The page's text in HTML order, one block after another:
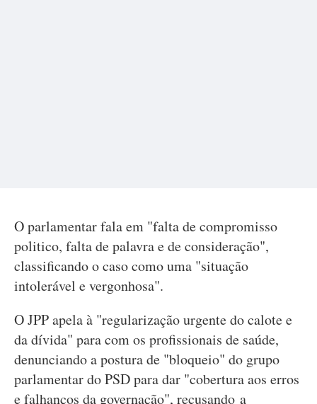
O parlamentar fala em "falta de compromisso
politico, falta de palavra e de consideração",
classificando o caso como uma "situação
intolerável e vergonhosa".
O JPP apela à "regularização urgente do calote e
da dívida" para com os profissionais de saúde,
denunciando a postura de "bloqueio" do grupo
parlamentar do PSD para dar "cobertura aos erros
e falhanços da governação", recusando a